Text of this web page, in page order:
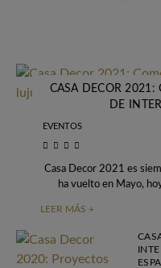
CASA DECOR
DE
EVENTOS
Casa Decor 2021 es
ha vuelto en Mayo,
LEER MÁS +